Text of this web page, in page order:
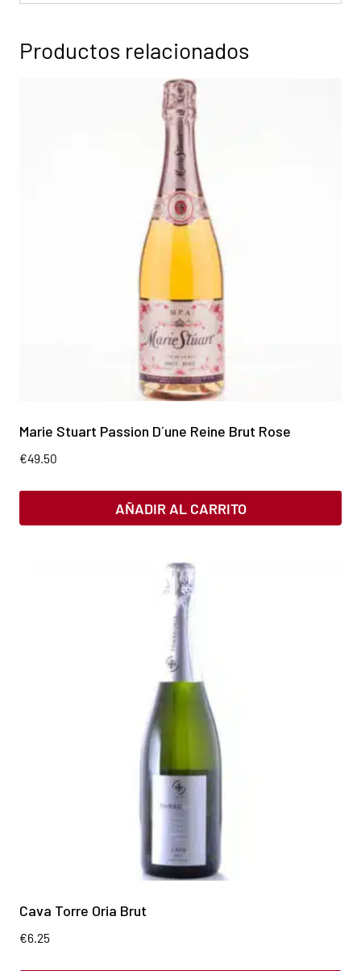
Productos relacionados
Marie Stuart Passion D´une Reine Brut Rose
€49.50
AÑADIR AL CARRITO
Cava Torre Oria Brut
€6.25